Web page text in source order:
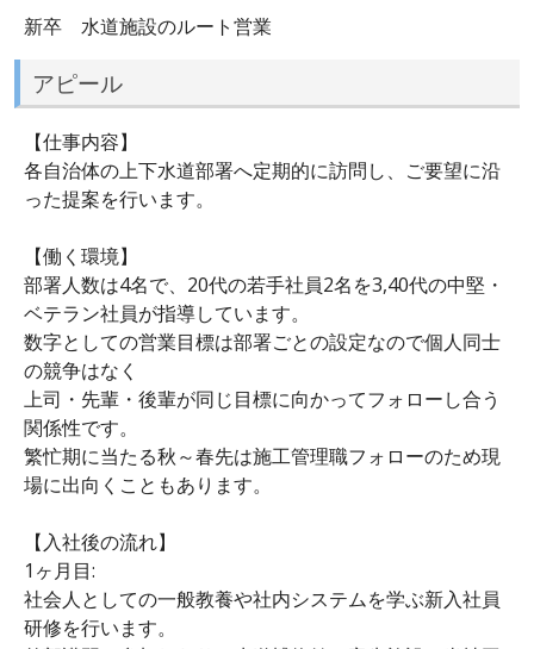
新卒 水道施設のルート営業
アピール
【仕事内容】
各自治体の上下水道部署へ定期的に訪問し、ご要望に沿
った提案を行います。
【働く環境】
部署人数は4名で、20代の若手社員2名を3,40代の中堅・
ベテラン社員が指導しています。
数字としての営業目標は部署ごとの設定なので個人同士
の競争はなく
上司・先輩・後輩が同じ目標に向かってフォローし合う
関係性です。
繁忙期に当たる秋～春先は施工管理職フォローのため現
場に出向くこともあります。
【入社後の流れ】
1ヶ月目:
社会人としての一般教養や社内システムを学ぶ新入社員
研修を行います。